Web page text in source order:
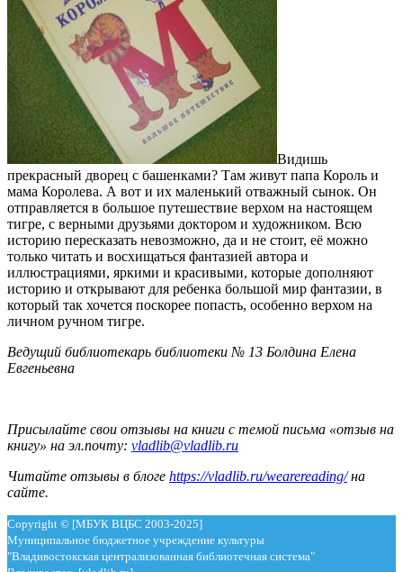
Видишь
прекрасный дворец с башенками? Там живут папа Король и
мама Королева. А вот и их маленький отважный сынок. Он
отправляется в большое путешествие верхом на настоящем
тигре, с верными друзьями доктором и художником. Всю
историю пересказать невозможно, да и не стоит, её можно
только читать и восхищаться фантазией автора и
иллюстрациями, яркими и красивыми, которые дополняют
историю и открывают для ребенка большой мир фантазии, в
который так хочется поскорее попасть, особенно верхом на
личном ручном тигре.
Ведущий библиотекарь библиотеки № 13 Болдина Елена
Евгеньевна
Присылайте свои отзывы на книги с темой письма «отзыв на
книгу» на эл.почту: vladlib@vladlib.ru
Читайте отзывы в блоге https://vladlib.ru/wearereading/на
сайте.
Copyright © [МБУК ВЦБС 2003-2025]
Муниципальное бюджетное учреждение культуры
"Владивостокская централизованная библиотечная система"